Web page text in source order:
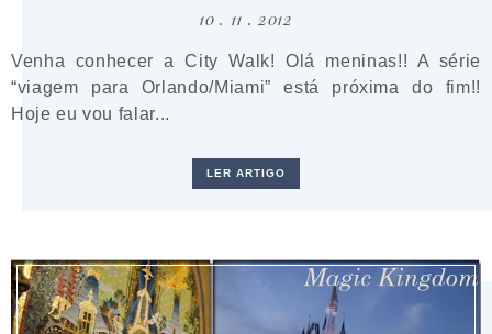
10 . 11 . 2012
Venha conhecer a City Walk! Olá meninas!! A série
“viagem para Orlando/Miami” está próxima do fim!!
Hoje eu vou falar...
LER ARTIGO